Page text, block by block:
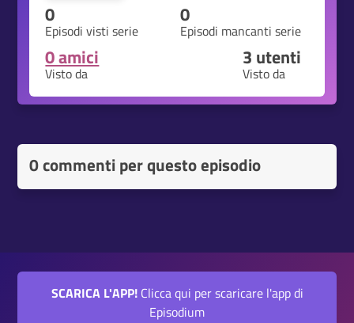
0
Episodi visti serie
0
Episodi mancanti serie
0 amici
Visto da
3 utenti
Visto da
0 commenti per questo episodio
SCARICA L'APP!Clicca qui per scaricare l'app di
Episodium